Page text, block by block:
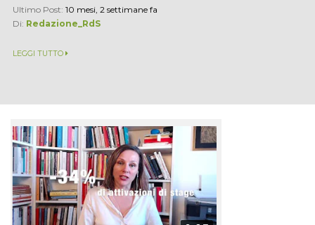
Ultimo Post: 10 mesi, 2 settimane fa
Di: Redazione_RdS
LEGGI TUTTO